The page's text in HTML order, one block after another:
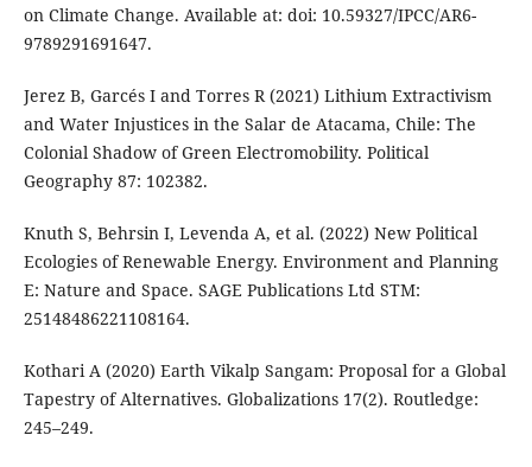
on Climate Change. Available at: doi: 10.59327/IPCC/AR6-
9789291691647.
Jerez B, Garcés I and Torres R (2021) Lithium Extractivism
and Water Injustices in the Salar de Atacama, Chile: The
Colonial Shadow of Green Electromobility. Political
Geography 87: 102382.
Knuth S, Behrsin I, Levenda A, et al. (2022) New Political
Ecologies of Renewable Energy. Environment and Planning
E: Nature and Space. SAGE Publications Ltd STM:
25148486221108164.
Kothari A (2020) Earth Vikalp Sangam: Proposal for a Global
Tapestry of Alternatives. Globalizations 17(2). Routledge:
245–249.